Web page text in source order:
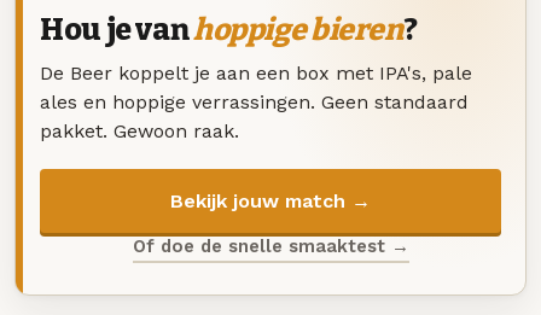
Hou je vanhoppige bieren?
De Beer koppelt je aan een box met IPA's, pale
ales en hoppige verrassingen. Geen standaard
pakket. Gewoon raak.
Bekijk jouw match →
Of doe de snelle smaaktest →